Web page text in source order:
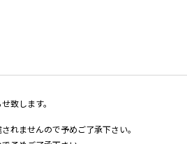
致します。
れませんので予めご了承下さい。